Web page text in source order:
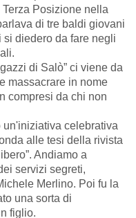
Posizione nella
di tre baldi giovani
diedero da fare negli
di Salò” ci viene da
massacrare in nome
compresi da chi non
un'iniziativa celebrativa
alle tesi della rivista
Andiamo a
servizi segreti,
Merlino. Poi fu la
una sorta di
figlio.